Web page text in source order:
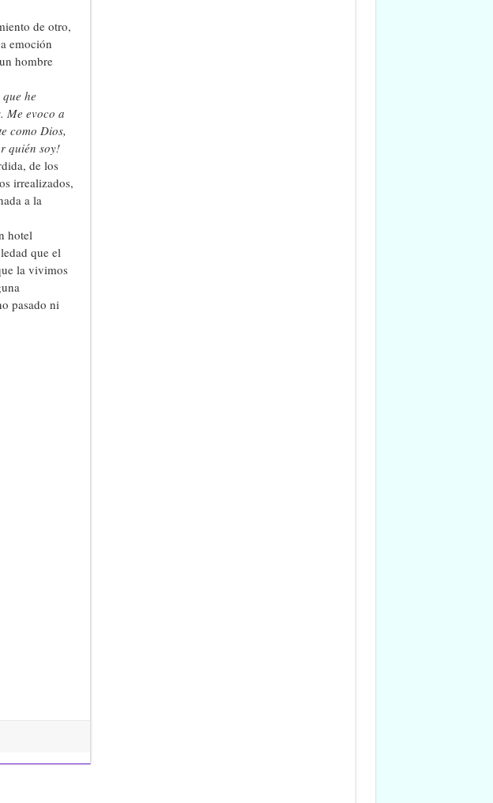
de otro,
emoción
hombre
he
Me evoco a
como Dios,
quién soy!
de los
irrealizados,
a la
hotel
que el
la vivimos
pasado ni